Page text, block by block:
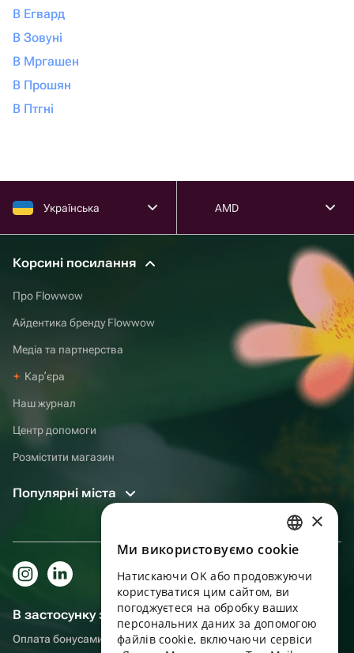
В Егвард
В Зовуні
В Мргашен
В Прошян
В Птгні
Українська AMD
Корсині посилання
Про Flowwow
Айдентика бренду Flowwow
Медіа та партнерства
Карʼєра
Наш журнал
Центр допомоги
Розмістити магазин
Популярні міста
В застосунку зручніше!
Оплата бонусами, самовивіз, зручний чат підтримки
RUSSIAN
ENGLISH
UKRAINIAN
PORTUGUESE
×
Ми використовуємо cookie
Натискаючи OK або продовжуючи
користуватися цим сайтом, ви
погоджуєтеся на обробку ваших
персональних даних за допомогою
файлів cookie, включаючи сервіси